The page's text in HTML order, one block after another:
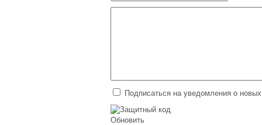
Подписаться на уведомления о
Обновить